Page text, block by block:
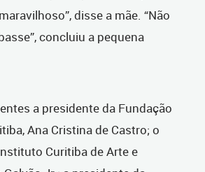
disse a mãe. “Não
concluiu a pequena
a presidente da Fundação
Ana Cristina de Castro; o
Curitiba de Arte e